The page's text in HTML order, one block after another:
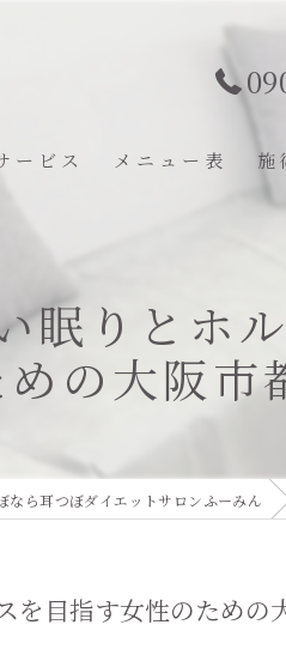
ービス メニュー表 施
眠りとホ
の大阪市
なら耳つぼダイエットサロンふーみん
を目指す女性のための